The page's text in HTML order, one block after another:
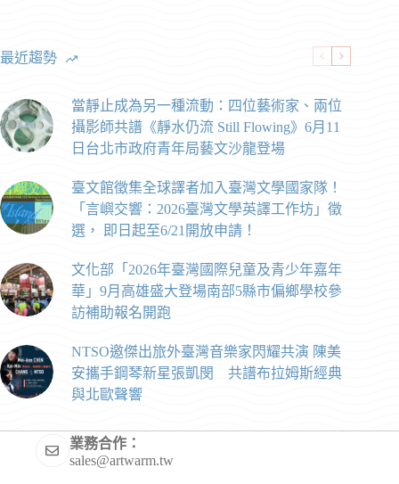
最近趨勢
當靜止成為另一種流動：四位藝術家、兩位
攝影師共譜《靜水仍流 Still Flowing》6月11
日台北市政府青年局藝文沙龍登場
臺文館徵集全球譯者加入臺灣文學國家隊！
「言嶼交響：2026臺灣文學英譯工作坊」徵
選， 即日起至6/21開放申請！
文化部「2026年臺灣國際兒童及青少年嘉年
華」9月高雄盛大登場南部5縣市偏鄉學校參
訪補助報名開跑
NTSO邀傑出旅外臺灣音樂家閃耀共演 陳美
安攜手鋼琴新星張凱閔 共譜布拉姆斯經典
與北歐聲響
業務合作：
sales@artwarm.tw